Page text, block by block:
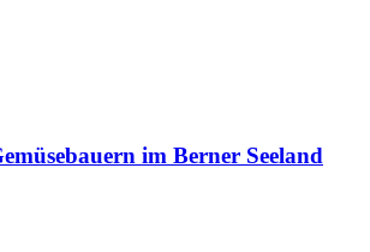
im Berner Seeland